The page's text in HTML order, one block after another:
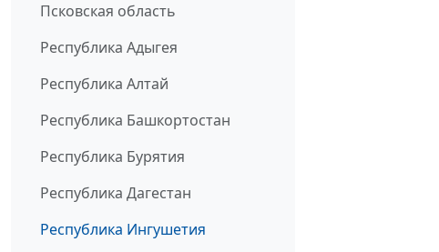
Псковская область
Республика Адыгея
Республика Алтай
Республика Башкортостан
Республика Бурятия
Республика Дагестан
Республика Ингушетия